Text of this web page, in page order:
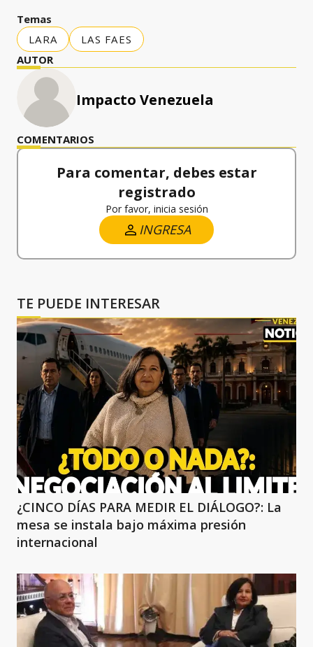
Temas
LARA
LAS FAES
AUTOR
Impacto Venezuela
COMENTARIOS
Para comentar, debes estar
registrado
Por favor, inicia sesión
INGRESA
TE PUEDE INTERESAR
¿CINCO DÍAS PARA MEDIR EL DIÁLOGO?: La
mesa se instala bajo máxima presión
internacional